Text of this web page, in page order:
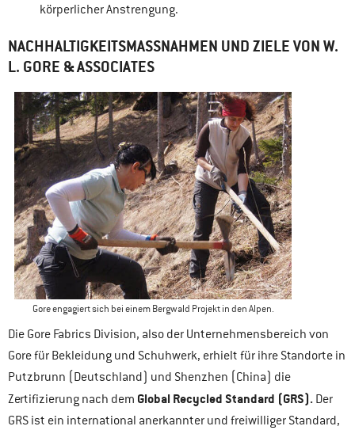
körperlicher Anstrengung.
NACHHALTIGKEITSMASSNAHMEN UND ZIELE VON W. L
. GORE & ASSOCIATES
Gore engagiert sich bei einem Bergwald Projekt in den Alpen.
Die Gore Fabrics Division, also der Unternehmensbereich von
Gore für Bekleidung und Schuhwerk, erhielt für ihre Standorte in
Putzbrunn (Deutschland) und Shenzhen (China) die
Zertifizierung nach dem Global Recycled Standard (GRS). Der
GRS ist ein international anerkannter und freiwilliger Standard,